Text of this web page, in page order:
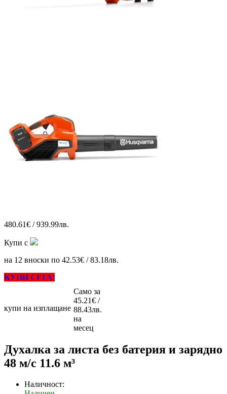
480.61€ / 939.99лв.
Купи с
на 12 вноски по 42.53€ / 83.18лв.
КУПИ СЕГА!
купи на изплащане
Само за
45.21€ /
88.43лв.
на
месец
Духалка за листа без батерия и зарядно
48 м/с 11.6 м³
Наличност: